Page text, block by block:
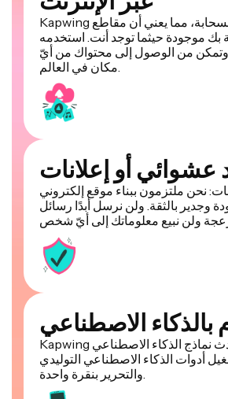
Kapwing يعتمد على السحابة، مما يعني أن مقاطع
بك موجودة حيثما توجد أنت. استخدمه
من الوصول إلى محتواك من أيّ
مكان في العالم.
عشوائي أو إعلانات
نحن ملتزمون ببناء موقع إلكتروني
وجدير بالثقة. ولن نرسل أبدًا رسائل
الاصطناعي
Kapwing تستخدم أحدث نماذج الذكاء الاصطناعي
أدوات الذكاء الاصطناعي التوليدي
والتحرير بنقرة واحدة.